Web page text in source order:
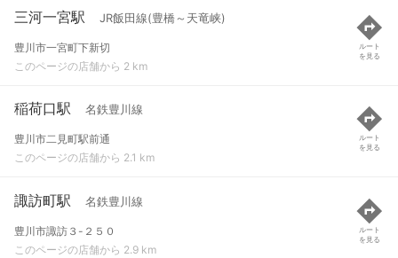
三河一宮駅 JR飯田線(豊橋～天竜峡)
豊川市一宮町下新切
このページの店舗から 2 km
ルート
を見る
稲荷口駅 名鉄豊川線
豊川市二見町駅前通
このページの店舗から 2.1 km
ルート
を見る
諏訪町駅 名鉄豊川線
豊川市諏訪３-２５０
このページの店舗から 2.9 km
ルート
を見る